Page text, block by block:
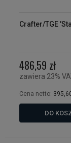
Crafter/TGE
486,59 zł
zawiera 23%
Cena netto:
DO